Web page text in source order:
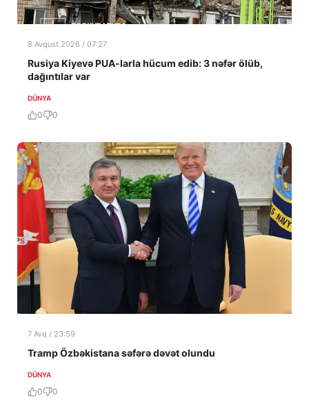
8 Avqust 2026 / 07:27
Rusiya Kiyevə PUA-larla hücum edib: 3 nəfər ölüb,
dağıntılar var
DÜNYA
0 0
7 Avq / 23:59
Tramp Özbəkistana səfərə dəvət olundu
DÜNYA
0 0